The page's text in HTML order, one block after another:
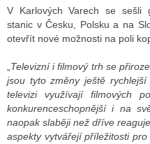
VYSÍLAČE
INTERNET
RÁDIA
V Karlových Varech se sešli
stanic v Česku, Polsku a na
otevřít nové možnosti na poli
Televizní i filmový trh se
jsou tyto změny ještě
televizi využívají filmových
konkurenceschopnější i na
naopak slaběji než dříve
aspekty vytvářejí příležitosti